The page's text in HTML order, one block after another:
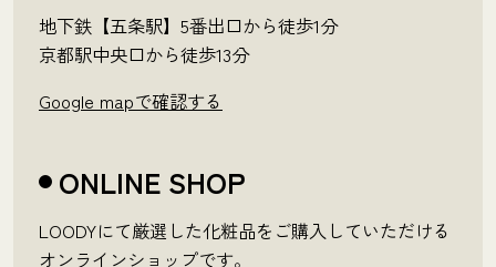
地下鉄【五条駅】5番出口から徒歩1分
京都駅中央口から徒歩13分
Google mapで確認する
ONLINE SHOP
LOODYにて厳選した化粧品をご購入していただける
オンラインショップです。